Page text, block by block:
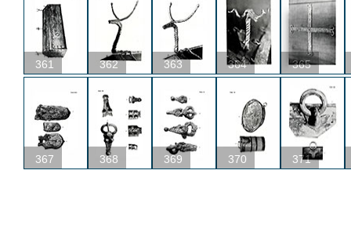
361 362 363 364 365
367 368 369 370 371